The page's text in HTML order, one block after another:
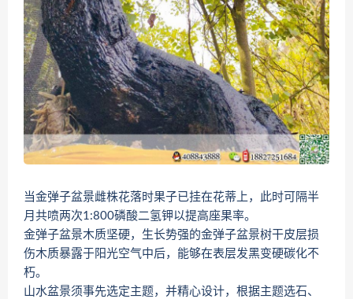
当金弹子盆景雌株花落时果子已挂在花蒂上，此时可隔半
月共喷两次1:800磷酸二氢钾以提高座果率。
金弹子盆景木质坚硬，生长势强的金弹子盆景树干皮层损
伤木质暴露于阳光空气中后，能够在表层发黑变硬碳化不
朽。
山水盆景须事先选定主题，并精心设计，根据主题选石、